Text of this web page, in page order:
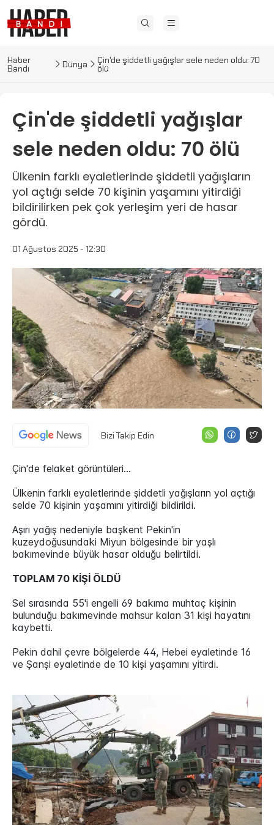
Haber
Bandı Dünya Çin'de şiddetli yağışlar sele neden oldu: 70
ölü
Çin'de şiddetli yağışlar
sele neden oldu: 70 ölü
Ülkenin farklı eyaletlerinde şiddetli yağışların
yol açtığı selde 70 kişinin yaşamını yitirdiği
bildirilirken pek çok yerleşim yeri de hasar
gördü.
01 Ağustos 2025 - 12:30
Bizi Takip Edin
Çin'de felaket görüntüleri...
Ülkenin farklı eyaletlerinde şiddetli yağışların yol açtığı
selde 70 kişinin yaşamını yitirdiği bildirildi.
Aşırı yağış nedeniyle başkent Pekin'in
kuzeydoğusundaki Miyun bölgesinde bir yaşlı
bakımevinde büyük hasar olduğu belirtildi.
TOPLAM 70 KİŞİ ÖLDÜ
Sel sırasında 55'i engelli 69 bakıma muhtaç kişinin
bulunduğu bakımevinde mahsur kalan 31 kişi hayatını
kaybetti.
Pekin dahil çevre bölgelerde 44, Hebei eyaletinde 16
ve Şanşi eyaletinde de 10 kişi yaşamını yitirdi.